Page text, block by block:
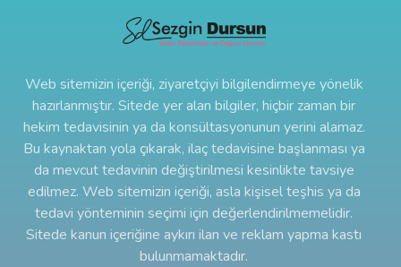
Web sitemizin içeriği, ziyaretçiyi bilgilendirmeye yönelik
hazırlanmıştır. Sitede yer alan bilgiler, hiçbir zaman bir
hekim tedavisinin ya da konsültasyonunun yerini alamaz.
Bu kaynaktan yola çıkarak, ilaç tedavisine başlanması ya
da mevcut tedavinin değiştirilmesi kesinlikte tavsiye
edilmez. Web sitemizin içeriği, asla kişisel teşhis ya da
tedavi yönteminin seçimi için değerlendirilmemelidir.
Sitede kanun içeriğine aykırı ilan ve reklam yapma kastı
bulunmamaktadır.